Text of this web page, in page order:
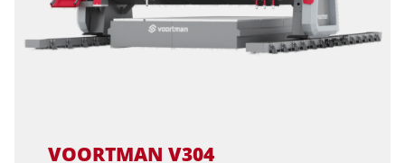
VOORTMAN V304